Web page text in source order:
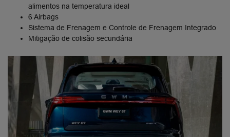
alimentos na temperatura ideal
6 Airbags
Sistema de Frenagem e Controle de Frenagem Integrado
Mitigação de colisão secundária